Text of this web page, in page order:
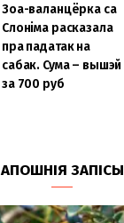
Зоа-валанцёрка са
Слоніма расказала
пра падатак на
сабак. Сума – вышэй
за 700 руб
АПОШНІЯ ЗАПІСЫ